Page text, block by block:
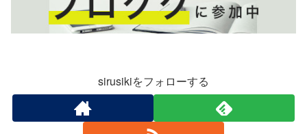
sirusikiをフォローする